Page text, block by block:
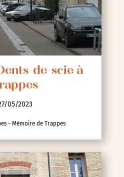
de-scie à
05/2023
- Mémoire de Trappes